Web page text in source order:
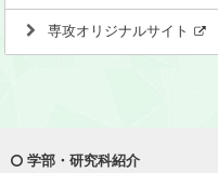
専攻オリジナルサイト
学部・研究科紹介